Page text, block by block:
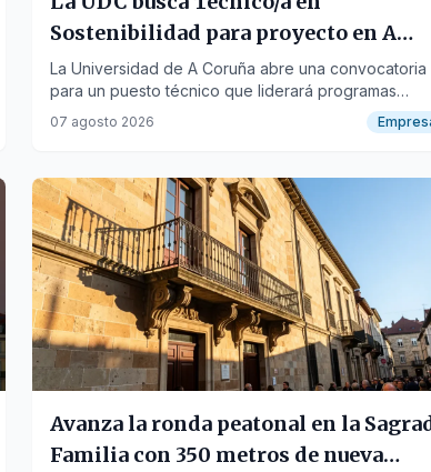
Sostenibilidad para proyecto en A
Mariña Lucense
La Universidad de A Coruña abre una convocatoria
para un puesto técnico que liderará programas
ambientales vinculados al proyecto "A Mariña
Sustentable".
07 agosto 2026
Avanza la ronda peatonal en la
Familia con 350 metros de nueva